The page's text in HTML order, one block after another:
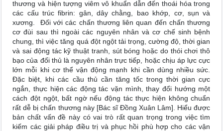
thương và hiện tượng viêm vô khuẩn dẫn đến thoái hóa trong
các cấu trúc fibrin: gân, dây chằng, bao khớp, cơ, sụn và
xương. Đối với các chấn thương liên quan đến chấn thương
cơ đùi sau thì ngoài các nguyên nhân và cơ chế sinh bệnh
chung, thì việc tăng quá đột ngột tải trọng, cường độ, thời gian
và sai động tác kỹ thuật tranh, sút bóng hoặc do thói chơi thô
bạo của đối thủ là nguyên nhân trực tiếp, hoặc chịu áp lực cực
lớn mỗi khi cơ thể vận động mạnh khi cần dùng nhiều sức.
Đặc biệt, khi các cầu thủ cần tăng tốc trong thời gian cực
ngắn, thực hiện các động tác vặn mình, thay đổi hướng một
cách đột ngột, bất ngờ nếu động tác thực hiện không chuẩn
rất dễ bị chấn thương này [Bác sĩ Đồng Xuân Lâm]. Hiểu được
bản chất vấn đề này có vai trò rất quan trọng trong việc tìm
kiếm các giải pháp điều trị và phục hồi phù hợp cho các vận